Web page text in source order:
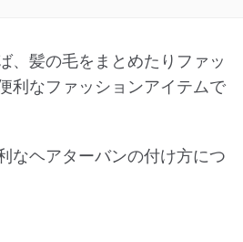
、髪の毛をまとめたりファッ
利なファッションアイテムで
なヘアターバンの付け方につ